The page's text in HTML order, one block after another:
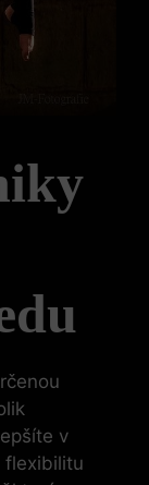
v
flexibilitu